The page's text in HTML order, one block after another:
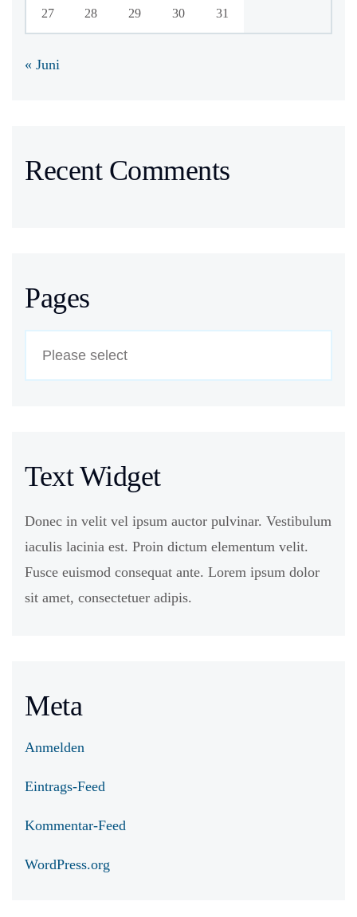
27 28 29 30 31
« Juni
Recent Comments
Pages
Text Widget
Donec in velit vel ipsum auctor pulvinar. Vestibulum
iaculis lacinia est. Proin dictum elementum velit.
Fusce euismod consequat ante. Lorem ipsum dolor
sit amet, consectetuer adipis.
Meta
Anmelden
Eintrags-Feed
Kommentar-Feed
WordPress.org